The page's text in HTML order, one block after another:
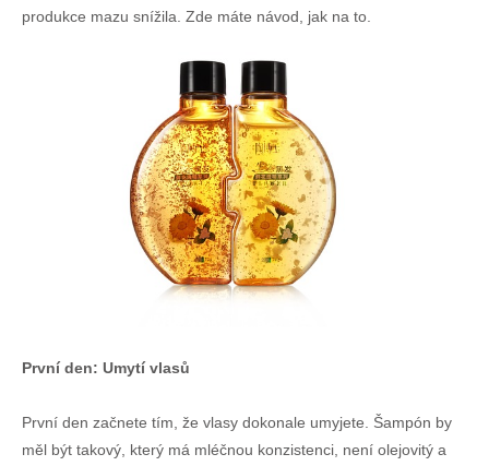
produkce mazu snížila. Zde máte návod, jak na to.
První den: Umytí vlasů
První den začnete tím, že vlasy dokonale umyjete. Šampón by
měl být takový, který má mléčnou konzistenci, není olejovitý a